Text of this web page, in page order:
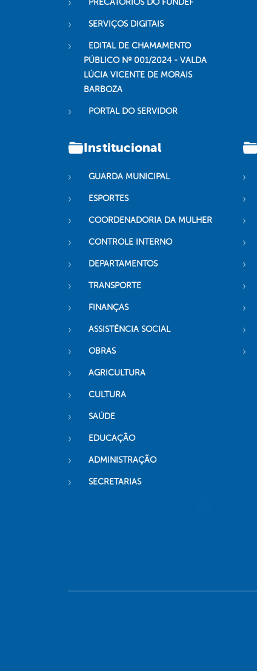
PRECATÓRIOS DO FUNDEF
SERVIÇOS DIGITAIS
EDITAL DE CHAMAMENTO
PÚBLICO Nº 001/2024 - VALDA
LÚCIA VICENTE DE MORAIS
BARBOZA
PORTAL DO SERVIDOR
Institucional
GUARDA MUNICIPAL
ESPORTES
COORDENADORIA DA MULHER
CONTROLE INTERNO
DEPARTAMENTOS
TRANSPORTE
FINANÇAS
ASSISTÊNCIA SOCIAL
OBRAS
AGRICULTURA
CULTURA
SAÚDE
EDUCAÇÃO
ADMINISTRAÇÃO
SECRETARIAS